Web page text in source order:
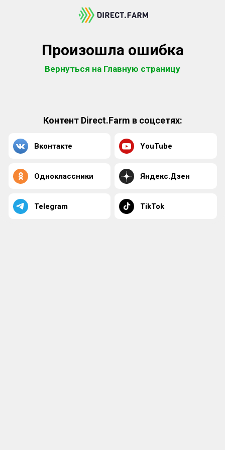
Произошла ошибка
Вернуться на Главную страницу
Контент Direct.Farm в соцсетях:
Вконтакте YouTube
Одноклассники Яндекс.Дзен
Telegram TikTok